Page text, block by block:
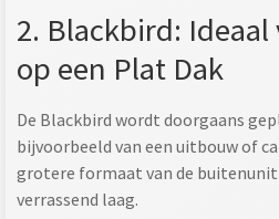
2. Blackbird:
op een Plat Dak
De Blackbird wordt doorgaans
bijvoorbeeld van een uitbouw of
grotere formaat van de
verrassend laag.